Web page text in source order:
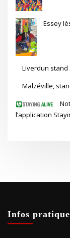
Essey
Liverdun stand
Malzéville,
l’application
Infos